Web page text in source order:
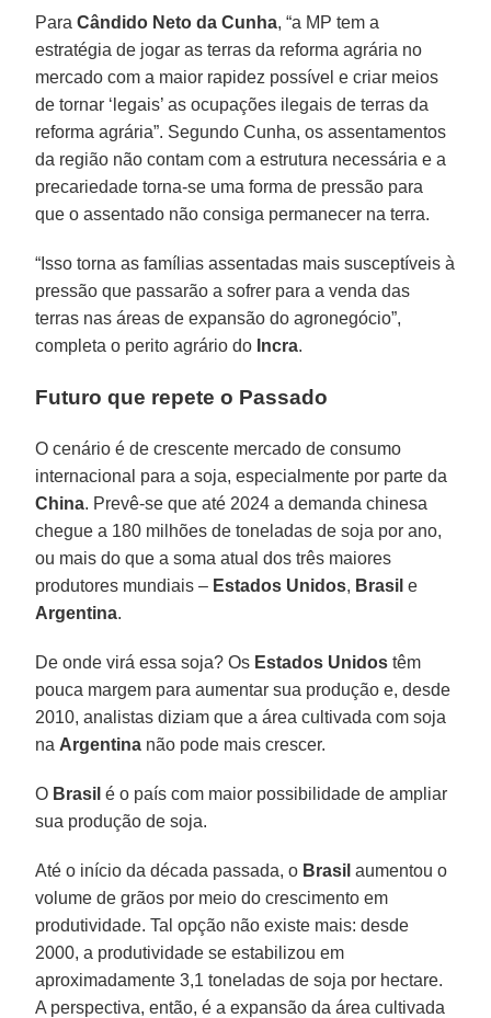
ParaCândido Neto da Cunha, “a MP tem a
estratégia de jogar as terras da reforma agrária no
mercado com a maior rapidez possível e criar meios
de tornar ‘legais’ as ocupações ilegais de terras da
reforma agrária”. Segundo Cunha, os assentamentos
da região não contam com a estrutura necessária e a
precariedade torna-se uma forma de pressão para
que o assentado não consiga permanecer na terra.
“Isso torna as famílias assentadas mais susceptíveis à
pressão que passarão a sofrer para a venda das
terras nas áreas de expansão do agronegócio”,
completa o perito agrário do Incra.
Futuro que repete o Passado
O cenário é de crescente mercado de consumo
internacional para a soja, especialmente por parte da
China. Prevê-se que até 2024 a demanda chinesa
chegue a 180 milhões de toneladas de soja por ano,
ou mais do que a soma atual dos três maiores
produtores mundiais – Estados Unidos, Brasil e
Argentina.
De onde virá essa soja? Os Estados Unidos têm
pouca margem para aumentar sua produção e, desde
2010, analistas diziam que a área cultivada com soja
na Argentina não pode mais crescer.
O Brasil é o país com maior possibilidade de ampliar
sua produção de soja.
Até o início da década passada, o Brasil aumentou o
volume de grãos por meio do crescimento em
produtividade. Tal opção não existe mais: desde
2000, a produtividade se estabilizou em
aproximadamente 3,1 toneladas de soja por hectare.
A perspectiva, então, é a expansão da área cultivada